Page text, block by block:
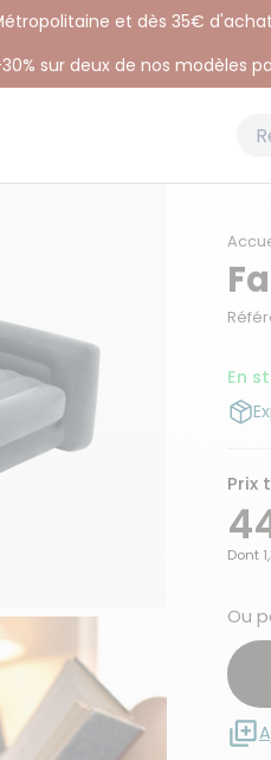
et dès 35€
sur deux de nos modèles
En
Prix
Dont
Ou